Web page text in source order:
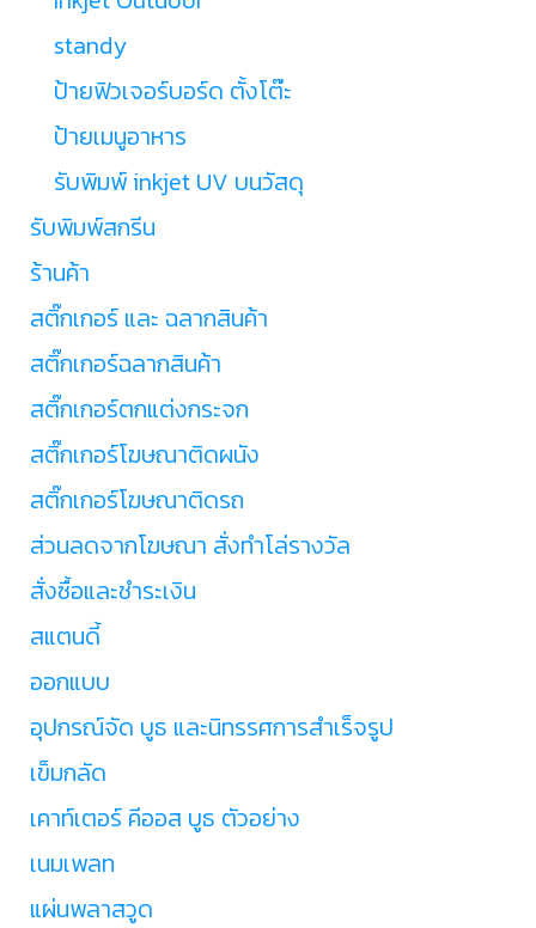
standy
ป้ายฟิวเจอร์บอร์ด ตั้งโต๊ะ
ป้ายเมนูอาหาร
รับพิมพ์ inkjet UV บนวัสดุ
รับพิมพ์สกรีน
ร้านค้า
สติ๊กเกอร์ และ ฉลากสินค้า
สติ๊กเกอร์ฉลากสินค้า
สติ๊กเกอร์ตกแต่งกระจก
สติ๊กเกอร์โฆษณาติดผนัง
สติ๊กเกอร์โฆษณาติดรถ
ส่วนลดจากโฆษณา สั่งทำโล่รางวัล
สั่งซื้อและชำระเงิน
สแตนดี้
ออกแบบ
อุปกรณ์จัด บูธ และนิทรรศการสำเร็จรูป
เข็มกลัด
เคาท์เตอร์ คีออส บูธ ตัวอย่าง
เนมเพลท
แผ่นพลาสวูด